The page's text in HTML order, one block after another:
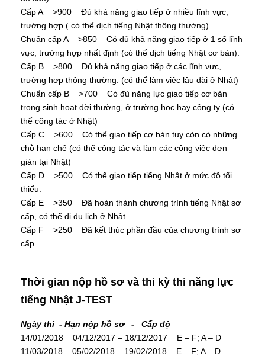
Cấp A >900 Đủ khả năng giao tiếp ở nhiều lĩnh vực,
trường hợp ( có thể dịch tiếng Nhật thông thường)
Chuẩn cấp A >850 Có đủ khả năng giao tiếp ở 1 số lĩnh
vực, trường hợp nhất định (có thể dịch tiếng Nhật cơ bản).
Cấp B >800 Đủ khả năng giao tiếp ở các lĩnh vực,
trường hợp thông thường. (có thể làm việc lâu dài ở Nhật)
Chuẩn cấp B >700 Có đủ năng lực giao tiếp cơ bản
trong sinh hoạt đời thường, ở trường học hay công ty (có
thể công tác ở Nhật)
Cấp C >600 Có thể giao tiếp cơ bản tuy còn có những
chỗ hạn chế (có thể công tác và làm các công việc đơn
giản tại Nhật)
Cấp D >500 Có thể giao tiếp tiếng Nhật ở mức độ tối
thiểu.
Cấp E >350 Đã hoàn thành chương trình tiếng Nhật sơ
cấp, có thể đi du lịch ở Nhật
Cấp F >250 Đã kết thúc phần đầu của chương trình sơ
cấp
Thời gian nộp hồ sơ và thi kỳ thi năng lực
tiếng Nhật J-TEST
Ngày thi - Hạn nộp hồ sơ - Cấp độ
14/01/2018 04/12/2017 – 18/12/2017 E – F; A – D
11/03/2018 05/02/2018 – 19/02/2018 E – F; A – D